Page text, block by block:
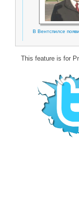
В Вентспилсе
This feature is for